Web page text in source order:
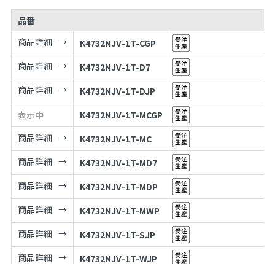
品番
商品詳細
K4732NJV-1T-CGP
商品詳細
K4732NJV-1T-D7
商品詳細
K4732NJV-1T-DJP
表示中
K4732NJV-1T-MCGP
商品詳細
K4732NJV-1T-MC
商品詳細
K4732NJV-1T-MD7
商品詳細
K4732NJV-1T-MDP
商品詳細
K4732NJV-1T-MWP
商品詳細
K4732NJV-1T-SJP
商品詳細
K4732NJV-1T-WJP